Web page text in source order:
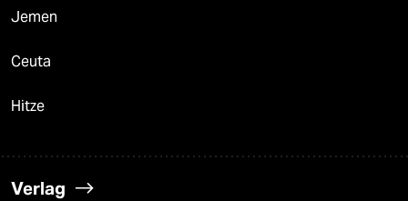
Jemen
Ceuta
Hitze
Verlag